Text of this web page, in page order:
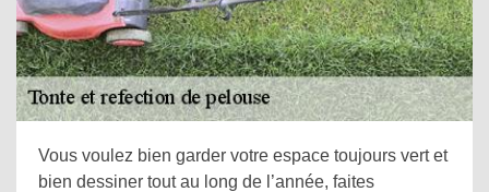
Vous voulez bien garder votre espace toujours vert et
bien dessiner tout au long de l’année, faites